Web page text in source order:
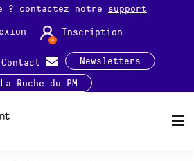
? contactez notre support
Inscription
Contact
Newsletters
La Ruche du PM